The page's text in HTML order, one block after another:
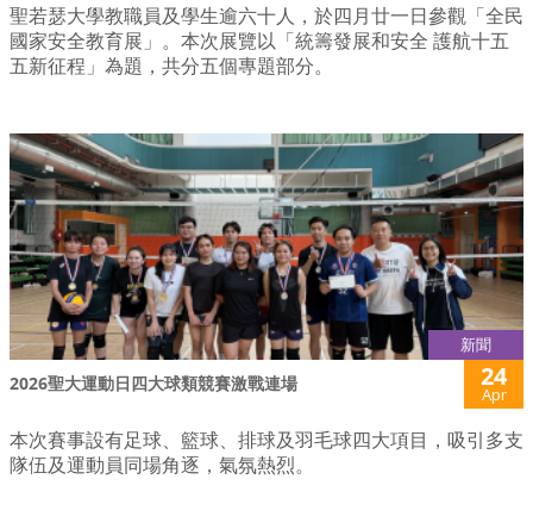
聖若瑟大學教職員及學生逾六十人，於四月廿一日參觀「全民
國家安全教育展」。本次展覽以「統籌發展和安全 護航十五
五新征程」為題，共分五個專題部分。
新聞
2026聖大運動日四大球類競賽激戰連場 24
Apr
本次賽事設有足球、籃球、排球及羽毛球四大項目，吸引多支
隊伍及運動員同場角逐，氣氛熱烈。